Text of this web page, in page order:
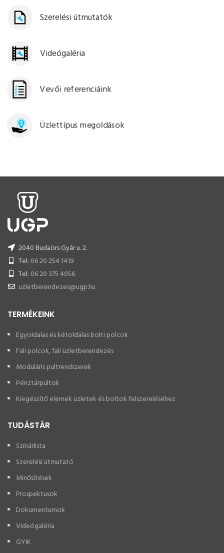
Szerelési útmutatók
Videógaléria
Vevői referenciáink
Üzlettípus megoldások
2040 Budaörs Gyár u. 2.
Tel: 06 20 254 1419
Tel: 06 20 375 4056
uzletberendezes@ugp.hu
TERMÉKEINK
Egyoldalas és kétoldalas bolti polcok
Fali polcok, fali üzletberendezés
Moduláris pultrendszerek
Pénztárpultok
Kiegészítő elemek üzletek és boltok felszereléséhez
TUDÁSTÁR
Színárlista
Szerelési útmutató
Minősítések
Prospektusok
Dokumentumok
Videógaléria
GYIK